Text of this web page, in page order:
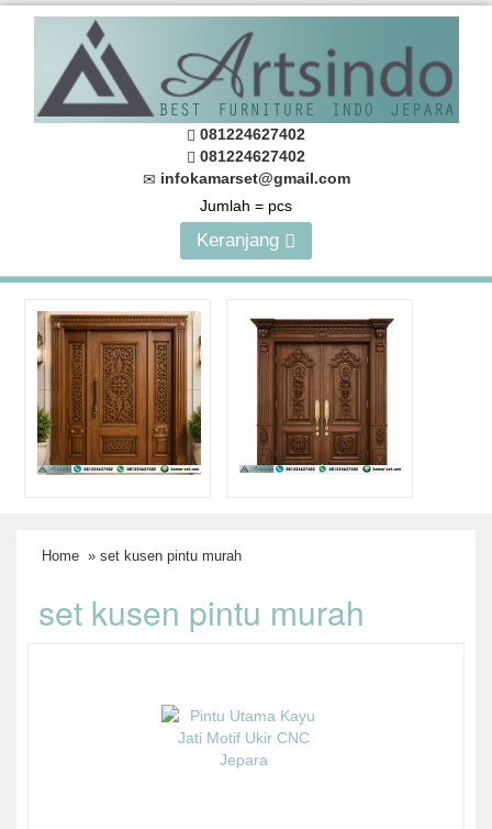
081224627402
081224627402
infokamarset@gmail.com
Jumlah = pcs
Keranjang
Home » set kusen pintu murah
set kusen pintu murah